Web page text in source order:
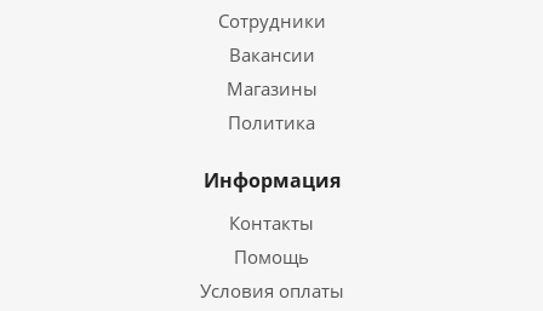
Сотрудники
Вакансии
Магазины
Политика
Информация
Контакты
Помощь
Условия оплаты